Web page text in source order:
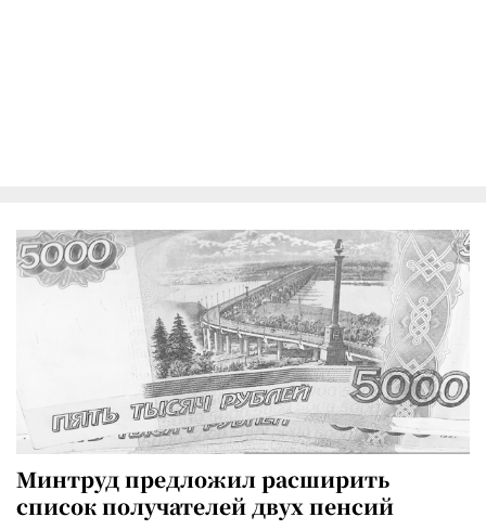
Минтруд предложил расширить
список получателей двух пенсий